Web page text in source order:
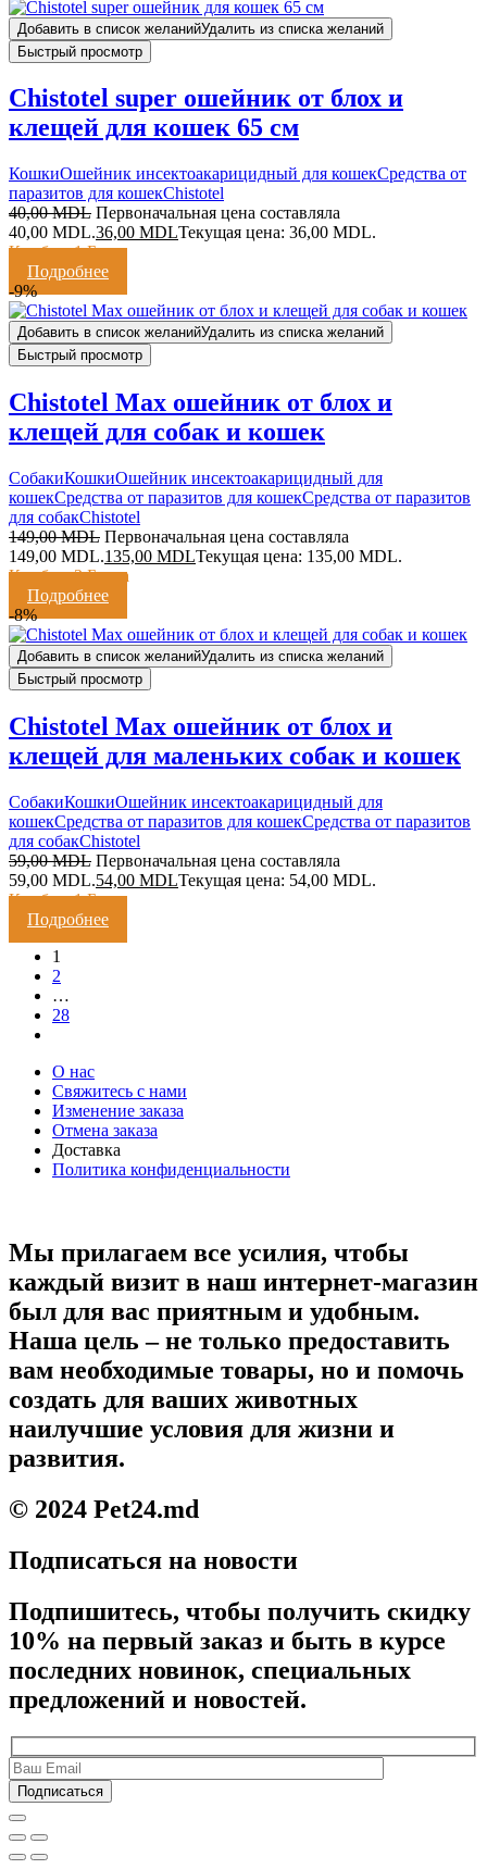
Добавить в список желанийУдалить из списка желаний
Быстрый просмотр
Chistotel super ошейник от блох и
клещей для кошек 65 см
КошкиОшейник инсектоакарицидный для кошекСредства от
паразитов для кошекChistotel
40,00MDL Первоначальная цена составляла
40,00 MDL.36,00 MDLТекущая цена: 36,00 MDL.
Кешбэк:1 Балл
Подробнее
-9%
Добавить в список желанийУдалить из списка желаний
Быстрый просмотр
Chistotel Max ошейник от блох и
клещей для собак и кошек
CобакиКошкиОшейник инсектоакарицидный для
кошекСредства от паразитов для кошекСредства от паразитов
для собакChistotel
149,00MDL Первоначальная цена составляла
149,00 MDL.135,00 MDLТекущая цена: 135,00 MDL.
Кешбэк:3 Балла
Подробнее
-8%
Добавить в список желанийУдалить из списка желаний
Быстрый просмотр
Chistotel Max ошейник от блох и
клещей для маленьких собак и кошек
CобакиКошкиОшейник инсектоакарицидный для
кошекСредства от паразитов для кошекСредства от паразитов
для собакChistotel
59,00MDL Первоначальная цена составляла
59,00 MDL.54,00 MDLТекущая цена: 54,00 MDL.
Кешбэк:1 Балл
Подробнее
1
2
…
28
О нас
Свяжитесь с нами
Изменение заказа
Отмена заказа
Доставка
Политика конфиденциальности
Мы прилагаем все усилия, чтобы
каждый визит в наш интернет-магазин
был для вас приятным и удобным.
Наша цель – не только предоставить
вам необходимые товары, но и помочь
создать для ваших животных
наилучшие условия для жизни и
развития.
© 2024 Pet24.md
Подписаться на новости
Подпишитесь, чтобы получить скидку
10% на первый заказ и быть в курсе
последних новинок, специальных
предложений и новостей.